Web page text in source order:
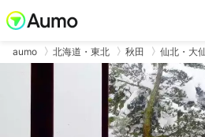
aumo 北海道・東北 秋田 仙北・大